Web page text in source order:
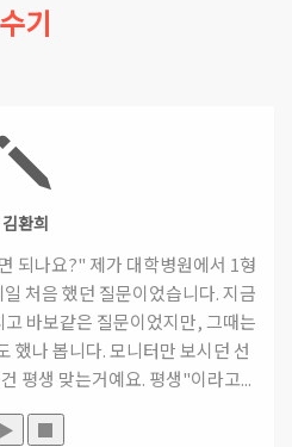
수기
김환희
되나요?" 제가 대학병원에서 1형
처음 했던 질문이었습니다. 지금
바보같은 질문이었지만, 그때는
했나 봅니다. 모니터만 보시던 선
평생 맞는거예요. 평생"이라고...
▶ ■